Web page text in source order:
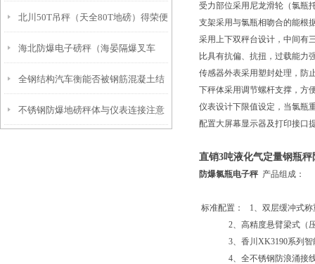
障排除法
北川50T吊秤（天全80T地磅）得荣便
携式地磅）自流井50T汽车衡维修
海北防爆电子磅秤（海晏隔爆叉车
秤）利通防爆吊秤）镇坪隔爆电子磅
维修
全钢结构汽车衡能否被钢筋混凝土结
构电子汽车衡逐步取代？
不锈钢防爆地磅秤体与仪表连接注意
受力部位采用尼龙滑轮（氯瓶
支架采用与氯瓶相吻合的能根
采用上下双秤台设计，中间有
比具有抗偏、抗扭，过载能力
传感器外表采用塑封处理，防
下秤体采用调节螺杆支撑，方
仪表设计下限值设定，当氯瓶
配置大屏幕显示器及打印接口
直销3吨液化气定量钢瓶
防爆氯瓶电子秤 产品组成：
标准配置： 1、双层缓冲式称
2、高精度悬臂梁式（压
3、香川XK3190系列智
4、全不锈钢防浪涌接